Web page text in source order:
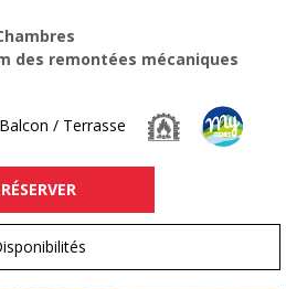
des remontées mécaniques
Balcon / Terrasse
RÉSERVER